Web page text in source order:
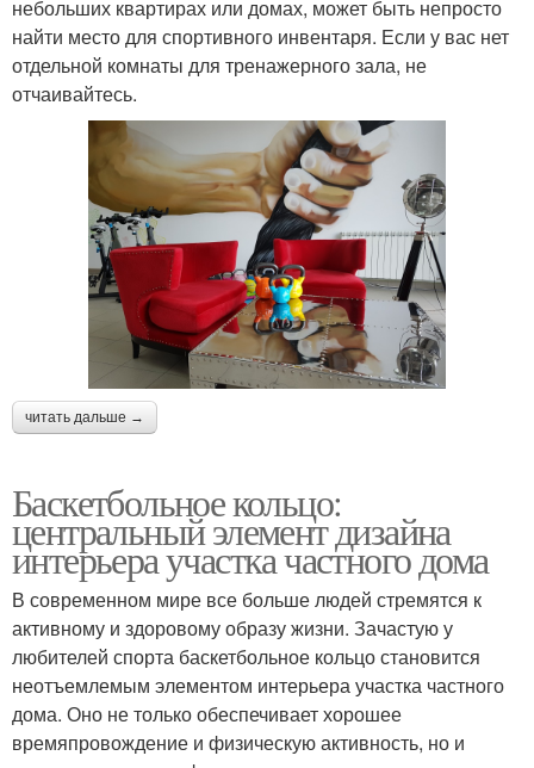
небольших квартирах или домах, может быть непросто
найти место для спортивного инвентаря. Если у вас нет
отдельной комнаты для тренажерного зала, не
отчаивайтесь.
читать дальше →
Баскетбольное кольцо:
центральный элемент дизайна
интерьера участка частного дома
В современном мире все больше людей стремятся к
активному и здоровому образу жизни. Зачастую у
любителей спорта баскетбольное кольцо становится
неотъемлемым элементом интерьера участка частного
дома. Оно не только обеспечивает хорошее
времяпровождение и физическую активность, но и